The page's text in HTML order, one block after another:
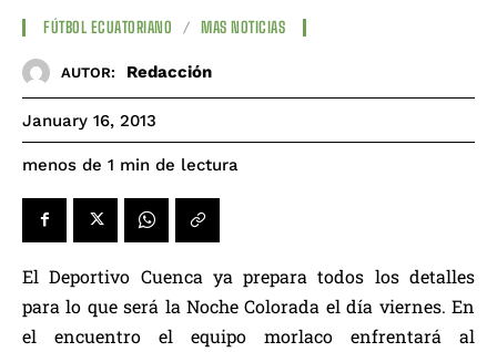
FÚTBOL ECUATORIANO MAS NOTICIAS
AUTOR: Redacción
January 16, 2013
menos de 1 min de lectura
El Deportivo Cuenca ya prepara todos los detalles
para lo que será la Noche Colorada el día viernes. En
el encuentro el equipo morlaco enfrentará al